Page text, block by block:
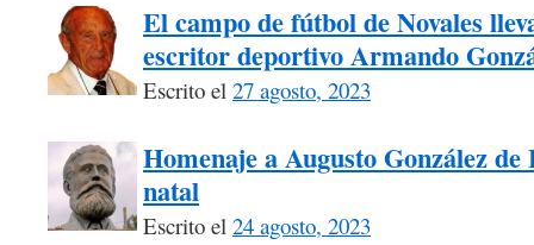
El campo de fútbol de Novales
escritor deportivo Armando
Escrito el 27 agosto, 2023
Homenaje a Augusto González
natal
Escrito el 24 agosto, 2023